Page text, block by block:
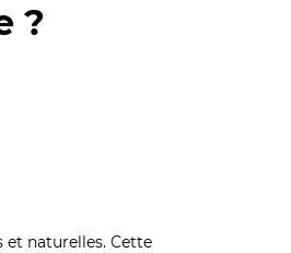
?
et naturelles. Cette